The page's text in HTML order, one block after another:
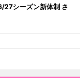
27シーズン新体制 さ